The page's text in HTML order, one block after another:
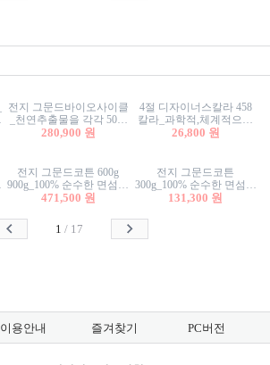
전지 그문드바이오사이클
_천연추출물을 각각 50%
이상 함유한 친환경그래
280,900 원
4절 디자이너스칼라 458
칼라_과학적,체계적으로
분류된 200색을 갖춘 색지
26,800 원
전지 그문드코튼 600g
900g_100% 순수한 면섬유
로 만든 친환경프리미엄
471,500 원
전지 그문드코튼
300g_100% 순수한 면섬유
로 만든 친환경프리미엄
131,300 원
1 / 17
이용안내 즐겨찾기 PC버전